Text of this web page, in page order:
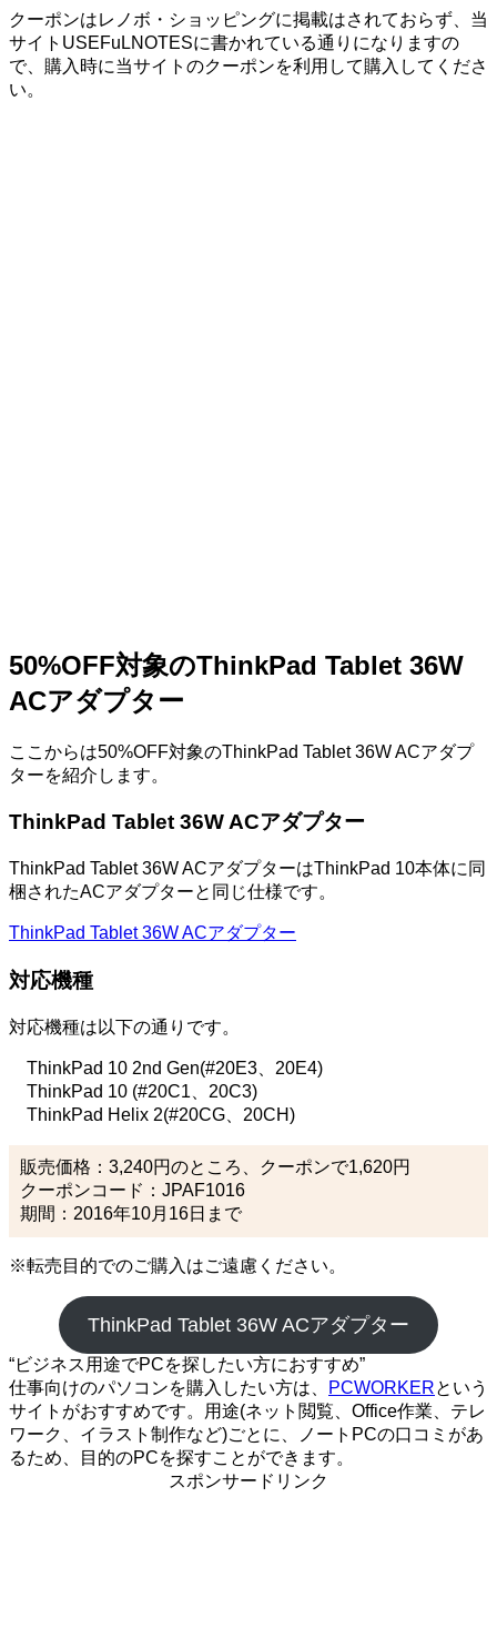
クーポンはレノボ・ショッピングに掲載はされておらず、当
サイトUSEFuLNOTESに書かれている通りになりますの
で、購入時に当サイトのクーポンを利用して購入してくださ
い。
50%OFF対象のThinkPad Tablet 36W
ACアダプター
ここからは50%OFF対象のThinkPad Tablet 36W ACアダプ
ターを紹介します。
ThinkPad Tablet 36W ACアダプター
ThinkPad Tablet 36W ACアダプターはThinkPad 10本体に同
梱されたACアダプターと同じ仕様です。
ThinkPad Tablet 36W ACアダプター
対応機種
対応機種は以下の通りです。
ThinkPad 10 2nd Gen(#20E3、20E4)
ThinkPad 10 (#20C1、20C3)
ThinkPad Helix 2(#20CG、20CH)
販売価格：3,240円のところ、クーポンで1,620円
クーポンコード：JPAF1016
期間：2016年10月16日まで
※転売目的でのご購入はご遠慮ください。
ThinkPad Tablet 36W ACアダプター
“ビジネス用途でPCを探したい方におすすめ”
仕事向けのパソコンを購入したい方は、
PCWORKERという
サイトがおすすめです。用途(ネット閲覧、Office作業、テレ
ワーク、イラスト制作など)ごとに、ノートPCの口コミがあ
るため、目的のPCを探すことができます。
スポンサードリンク